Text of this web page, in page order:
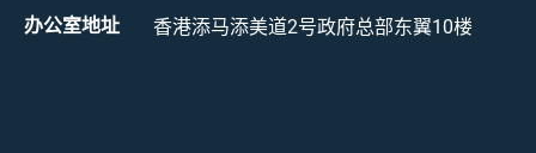
办公室地址 香港添马添美道2号政府总部东翼10楼